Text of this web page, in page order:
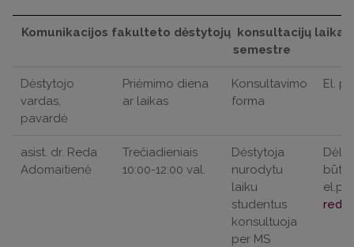
Komunikacijos fakulteto dėstytojų konsultacijų
semestre
Dėstytojo
vardas,
pavardė
Priėmimo diena
ar laikas
Konsultavimo
forma
El.
asist. dr. Reda
Adomaitienė
Trečiadieniais
10:00-12:00 val.
Dėstytoja
nurodytu
laiku
studentus
konsultuoja
per MS
Dėl